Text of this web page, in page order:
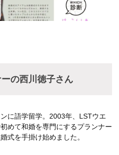
の西川徳子さん
に語学留学。2003年、LSTウエ
めて和婚を専門にするプランナー
式を手掛け始めました。